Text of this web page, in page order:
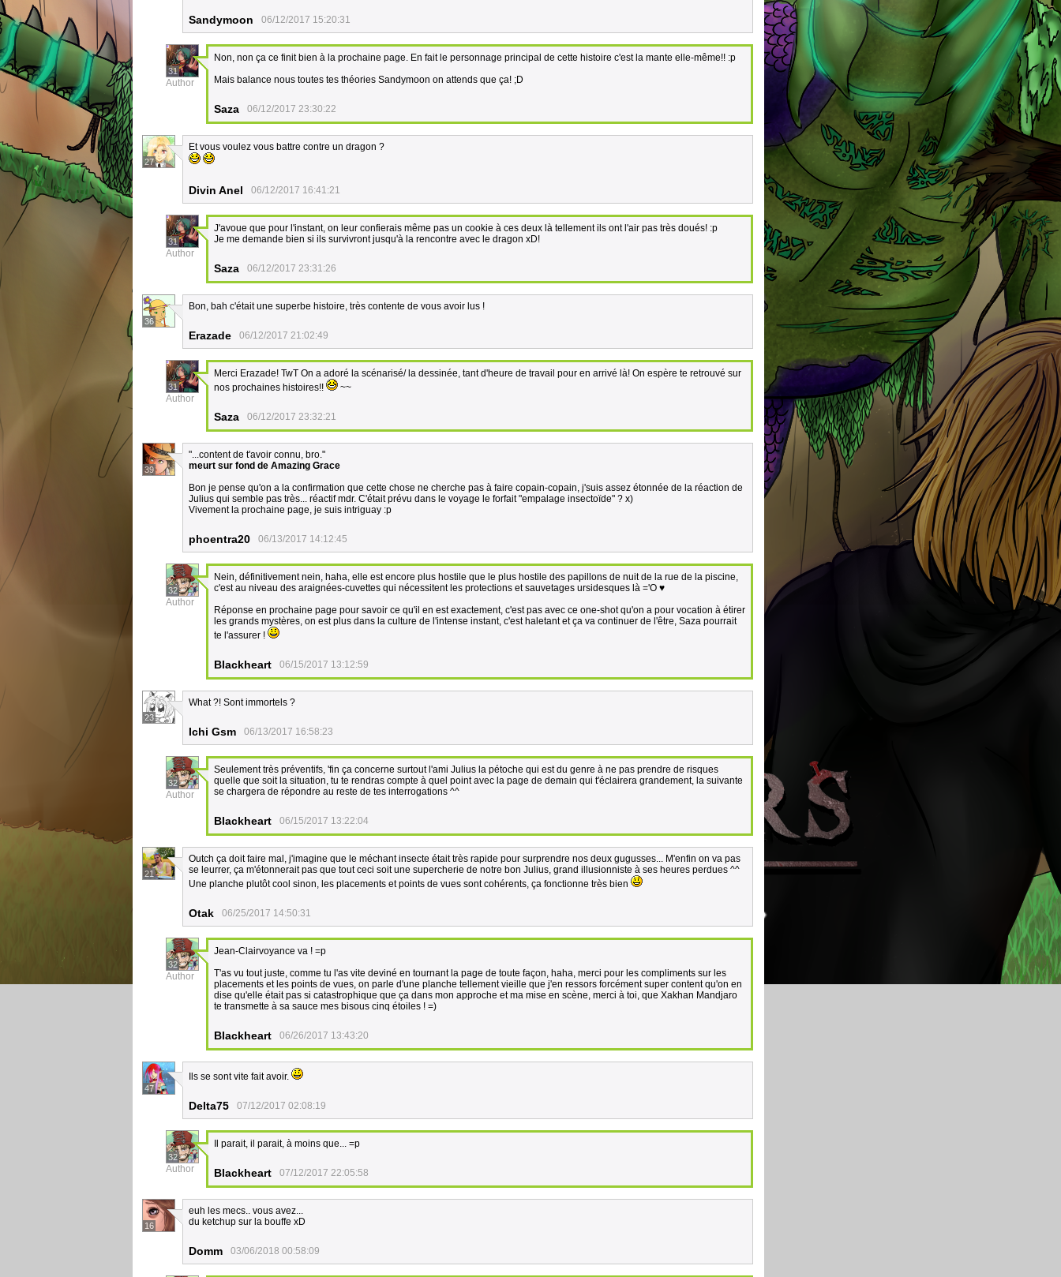
Sandymoon 06/12/2017 15:20:31
31
Author
Non, non ça ce finit bien à la prochaine page. En fait le personnage principal de cette histoire c'est la mante elle-même!! :p
Mais balance nous toutes tes théories Sandymoon on attends que ça! ;D
Saza 06/12/2017 23:30:22
27
Et vous voulez vous battre contre un dragon ?
Divin Anel 06/12/2017 16:41:21
31
Author
J'avoue que pour l'instant, on leur confierais même pas un cookie à ces deux là tellement ils ont l'air pas très doués! :p
Je me demande bien si ils survivront jusqu'à la rencontre avec le dragon xD!
Saza 06/12/2017 23:31:26
36
Bon, bah c'était une superbe histoire, très contente de vous avoir lus !
Erazade 06/12/2017 21:02:49
31
Author
Merci Erazade! TwT On a adoré la scénarisé/ la dessinée, tant d'heure de travail pour en arrivé là! On espère te retrouvé sur
nos prochaines histoires!!
~~
Saza 06/12/2017 23:32:21
39
"...content de t'avoir connu, bro."
meurt sur fond de Amazing Grace
Bon je pense qu'on a la confirmation que cette chose ne cherche pas à faire copain-copain, j'suis assez étonnée de la réaction de
Julius qui semble pas très... réactif mdr. C'était prévu dans le voyage le forfait "empalage insectoïde" ? x)
Vivement la prochaine page, je suis intriguay :p
phoentra20 06/13/2017 14:12:45
32
Author
Nein, définitivement nein, haha, elle est encore plus hostile que le plus hostile des papillons de nuit de la rue de la piscine,
c'est au niveau des araignées-cuvettes qui nécessitent les protections et sauvetages ursidesques là ='O ♥
Réponse en prochaine page pour savoir ce qu'il en est exactement, c'est pas avec ce one-shot qu'on a pour vocation à étirer
les grands mystères, on est plus dans la culture de l'intense instant, c'est haletant et ça va continuer de l'être, Saza pourrait
te l'assurer !
Blackheart 06/15/2017 13:12:59
23
What ?! Sont immortels ?
Ichi Gsm 06/13/2017 16:58:23
32
Author
Seulement très préventifs, 'fin ça concerne surtout l'ami Julius la pétoche qui est du genre à ne pas prendre de risques
quelle que soit la situation, tu te rendras compte à quel point avec la page de demain qui t'éclairera grandement, la suivante
se chargera de répondre au reste de tes interrogations ^^
Blackheart 06/15/2017 13:22:04
21
Outch ça doit faire mal, j'imagine que le méchant insecte était très rapide pour surprendre nos deux gugusses... M'enfin on va pas
se leurrer, ça m'étonnerait pas que tout ceci soit une supercherie de notre bon Julius, grand illusionniste à ses heures perdues ^^
Une planche plutôt cool sinon, les placements et points de vues sont cohérents, ça fonctionne très bien
Otak 06/25/2017 14:50:31
32
Author
Jean-Clairvoyance va ! =p
T'as vu tout juste, comme tu l'as vite deviné en tournant la page de toute façon, haha, merci pour les compliments sur les
placements et les points de vues, on parle d'une planche tellement vieille que j'en ressors forcément super content qu'on en
dise qu'elle était pas si catastrophique que ça dans mon approche et ma mise en scène, merci à toi, que Xakhan Mandjaro
te transmette à sa sauce mes bisous cinq étoiles ! =)
Blackheart 06/26/2017 13:43:20
47
Ils se sont vite fait avoir.
Delta75 07/12/2017 02:08:19
32
Author
Il parait, il parait, à moins que... =p
Blackheart 07/12/2017 22:05:58
16
euh les mecs.. vous avez...
du ketchup sur la bouffe xD
Domm 03/06/2018 00:58:09